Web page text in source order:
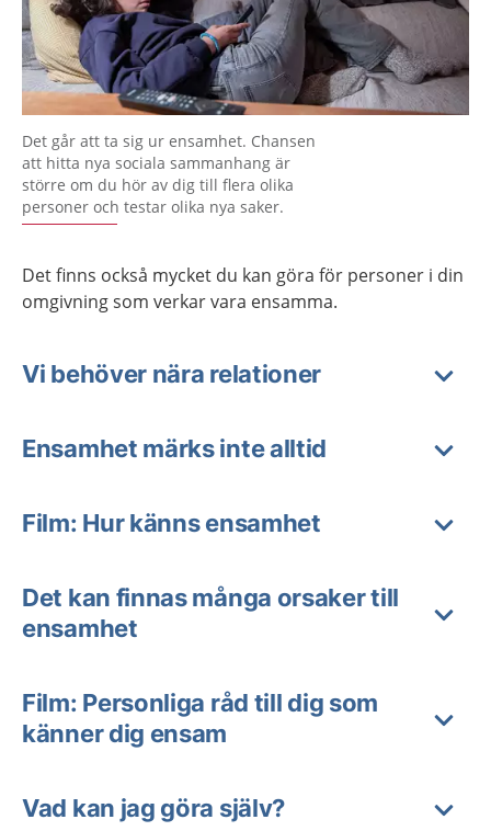
Det går att ta sig ur ensamhet. Chansen
att hitta nya sociala sammanhang är
större om du hör av dig till flera olika
personer och testar olika nya saker.
Det finns också mycket du kan göra för personer i din
omgivning som verkar vara ensamma.
Vi behöver nära relationer
Ensamhet märks inte alltid
Film: Hur känns ensamhet
Det kan finnas många orsaker till
ensamhet
Film: Personliga råd till dig som
känner dig ensam
Vad kan jag göra själv?